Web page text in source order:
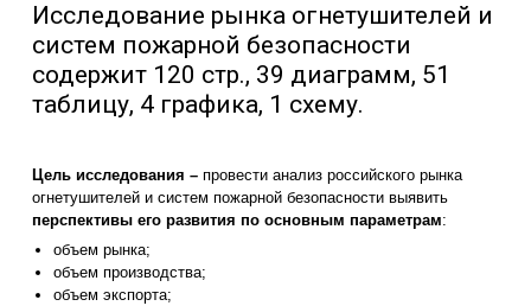
Исследование рынка огнетушителей и
систем пожарной безопасности
содержит 120 стр., 39 диаграмм, 51
таблицу, 4 графика, 1 схему.
Цель исследования – провести анализ российского рынка
огнетушителей и систем пожарной безопасности выявить
перспективы его развития по основным параметрам:
объем рынка;
объем производства;
объем экспорта;